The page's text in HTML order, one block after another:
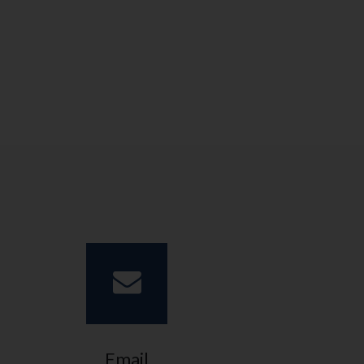
Email